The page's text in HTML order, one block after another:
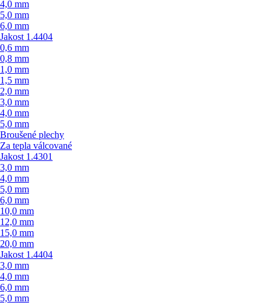
4,0 mm
5,0 mm
6,0 mm
Jakost 1.4404
0,6 mm
0,8 mm
1,0 mm
1,5 mm
2,0 mm
3,0 mm
4,0 mm
5,0 mm
Broušené plechy
Za tepla válcované
Jakost 1.4301
3,0 mm
4,0 mm
5,0 mm
6,0 mm
10,0 mm
12,0 mm
15,0 mm
20,0 mm
Jakost 1.4404
3,0 mm
4,0 mm
6,0 mm
5,0 mm